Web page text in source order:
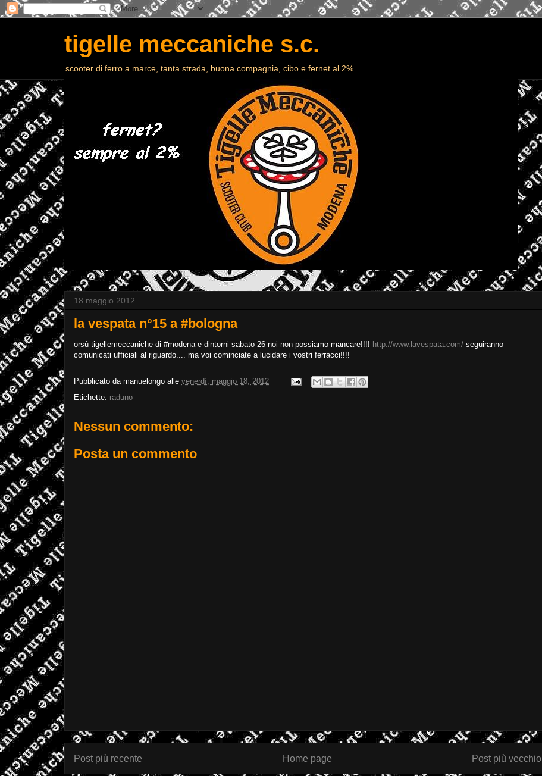
tigelle meccaniche s.c.
scooter di ferro a marce, tanta strada, buona compagnia, cibo e fernet al 2%...
18 maggio 2012
la vespata n°15 a #bologna
orsù tigellemeccaniche di #modena e dintorni sabato 26 noi non possiamo mancare!!!! http://www.lavespata.com/ seguiranno
comunicati ufficiali al riguardo.... ma voi cominciate a lucidare i vostri ferracci!!!!
Pubblicato da manuelongo alle venerdì, maggio 18, 2012
Etichette: raduno
Nessun commento:
Posta un commento
Post più recente Post più vecchio
Home page